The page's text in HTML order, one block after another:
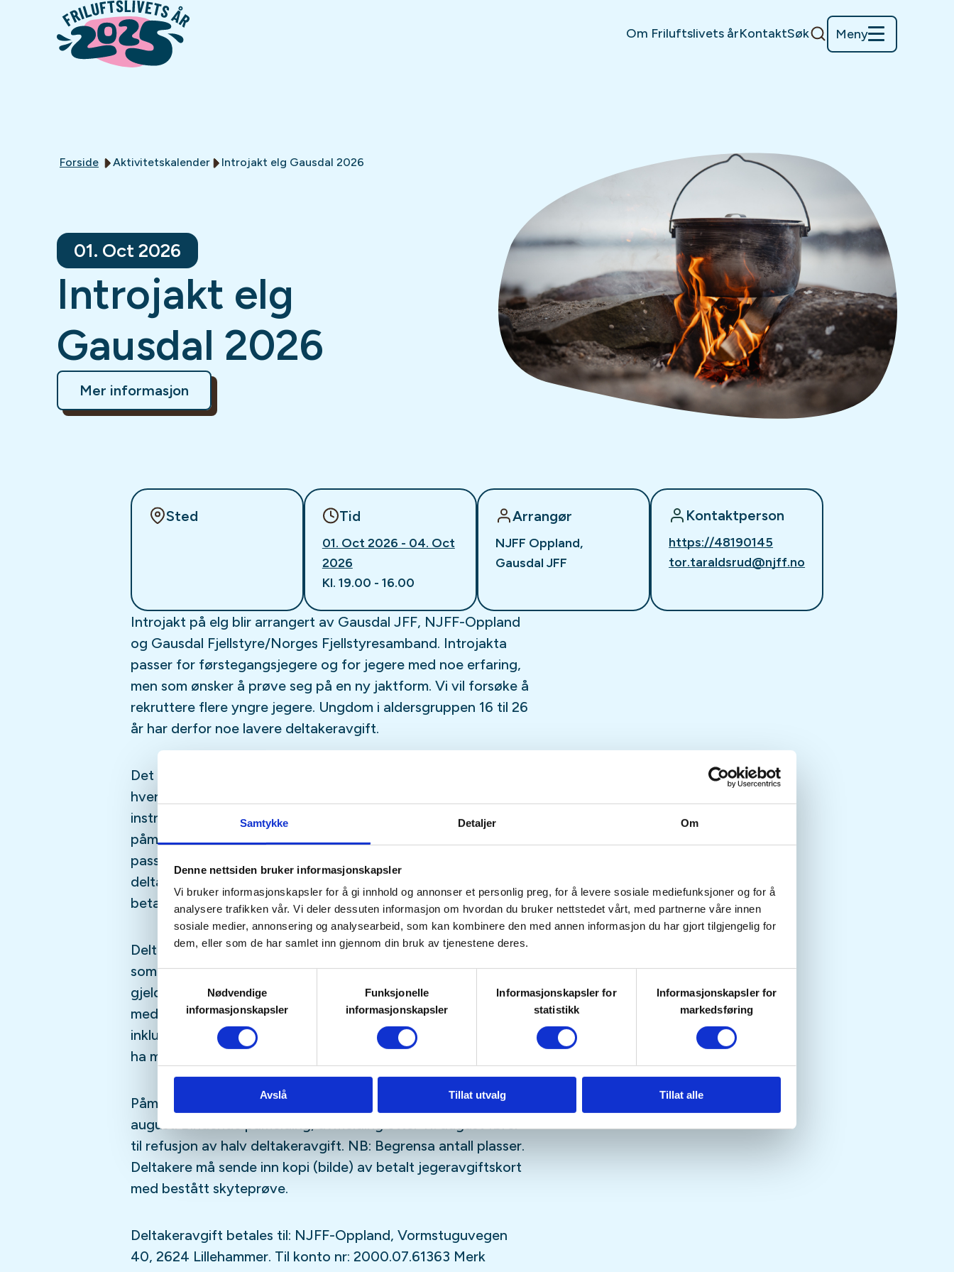
Samtykke Detaljer Om
Denne nettsiden bruker informasjonskapsler
Vi bruker informasjonskapsler for å gi innhold og annonser et personlig preg, for å levere sosiale mediefunksjoner og for å
analysere trafikken vår. Vi deler dessuten informasjon om hvordan du bruker nettstedet vårt, med partnerne våre innen
sosiale medier, annonsering og analysearbeid, som kan kombinere den med annen informasjon du har gjort tilgjengelig for
dem, eller som de har samlet inn gjennom din bruk av tjenestene deres.
Nødvendige
informasjonskapsler
Funksjonelle
informasjonskapsler
Informasjonskapsler for
statistikk
Informasjonskapsler for
markedsføring
Avslå Tillat utvalg Tillat alle
Om Friluftslivets årKontaktSøk Meny
Forside Aktivitetskalender Introjakt elg Gausdal 2026
01. Oct 2026
Introjakt elg
Gausdal 2026
Mer informasjon
Sted Tid
01. Oct 2026 - 04. Oct
2026
Kl. 19.00 - 16.00
Arrangør
NJFF Oppland,
Gausdal JFF
Kontaktperson
https://48190145
tor.taraldsrud@njff.no
Introjakt på elg blir arrangert av Gausdal JFF, NJFF-Oppland
og Gausdal Fjellstyre/Norges Fjellstyresamband. Introjakta
passer for førstegangsjegere og for jegere med noe erfaring,
men som ønsker å prøve seg på en ny jaktform. Vi vil forsøke å
rekruttere flere yngre jegere. Ungdom i aldersgruppen 16 til 26
år har derfor noe lavere deltakeravgift.
Det er plass til sju deltakere på kurset. I utgangspunktet vil
hver deltaker få med seg en instruktør. Vi har flere egne
instruktører som blir med på kurset. I tillegg tar vi gjerne i mot
påmelding fra deltakere som har med seg egen instruktør. Det
passer f.eks. fint om jegerprøveinstruktører får med seg
deltakere og at de melder seg på kurset sammen. (Instruktører
betaler naturligvis ikke for å delta).
Deltakeravgiften er kr 2000 for deltakere under 26 år eller
som fyller 26 i løpet av kalenderåret, kr 4000 for andre. Prisen
gjelder medlemmer av NJFF, kr 1000,- ekstra for ikke
medlemmer. Enkel overnatting, en middag og en lunch er
inkludert i deltakeravgiften. Utover dette må deltakerne selv
ha med det de trenger av mat.
Påmeldingsfrist og frist innbetaling av deltakeravgift er 11.
august. Bindende påmelding, avmelding etter 11. august fører
til refusjon av halv deltakeravgift. NB: Begrensa antall plasser.
Deltakere må sende inn kopi (bilde) av betalt jegeravgiftskort
med bestått skyteprøve.
Deltakeravgift betales til: NJFF-Oppland, Vormstuguvegen
40, 2624 Lillehammer. Til konto nr: 2000.07.61363 Merk